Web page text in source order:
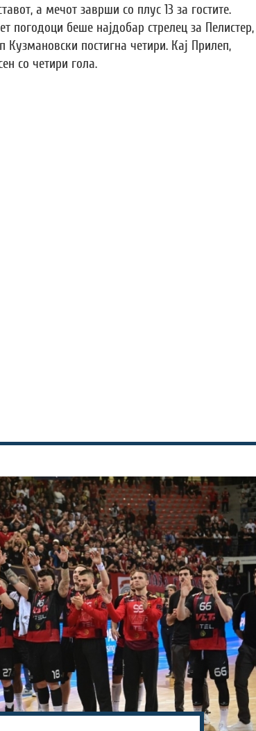
а мечот заврши со плус 13 за гостите.
погодоци беше најдобар стрелец за Пелистер,
постигна четири. Кај Прилеп,
со четири гола.